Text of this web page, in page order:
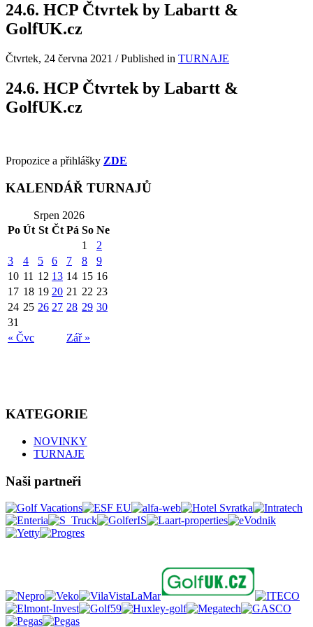
24.6. HCP Čtvrtek by Labartt &
GolfUK.cz
Čtvrtek, 24 června 2021 /Published in TURNAJE
24.6. HCP Čtvrtek by Labartt &
GolfUK.cz
Propozice a přihlášky ZDE
KALENDÁŘ TURNAJŮ
Srpen 2026
Po Út St Čt Pá So Ne
« Čvc Zář »
1
2
3
4 5 6 7 8
9
10 11 12 13 14 15 16
17 18 19 20 21 22 23
24 25 26 27 28 29 30
31
KATEGORIE
NOVINKY
TURNAJE
Naši partneři